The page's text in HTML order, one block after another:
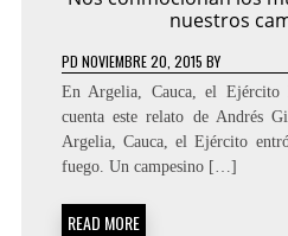
nuestros
PD NOVIEMBRE 20, 2015 BY
En Argelia, Cauca, el Ejército
cuenta este relato de Andrés
Argelia, Cauca, el Ejército
fuego. Un campesino […]
READ MORE